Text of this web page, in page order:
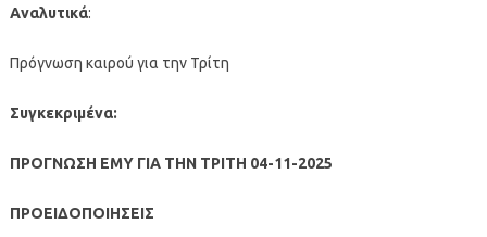
Αναλυτικά:
Πρόγνωση καιρού για την Τρίτη
Συγκεκριμένα:
ΠΡΟΓΝΩΣΗ ΕΜΥ ΓΙΑ ΤΗΝ ΤΡΙΤΗ 04-11-2025
ΠΡΟΕΙΔΟΠΟΙΗΣΕΙΣ